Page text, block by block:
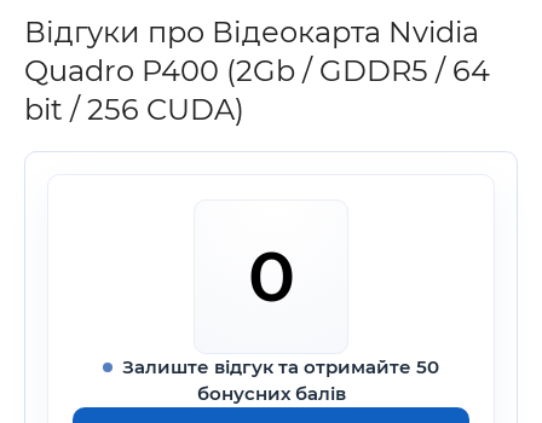
Відгуки про Відеокарта Nvidia
Quadro P400 (2Gb / GDDR5 / 64
bit / 256 CUDA)
0
Залиште відгук та отримайте 50
бонусних балів